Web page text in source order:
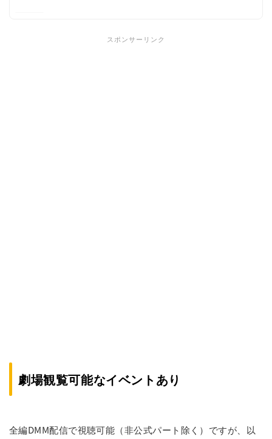
スポンサーリンク
劇場観覧可能なイベントあり
全編DMM配信で視聴可能（非公式パート除く）ですが、以